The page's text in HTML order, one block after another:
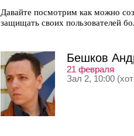
Давайте посмотрим как можно
защищать своих пользователей
Бешков
21 февраля
Зал 2, 10:00